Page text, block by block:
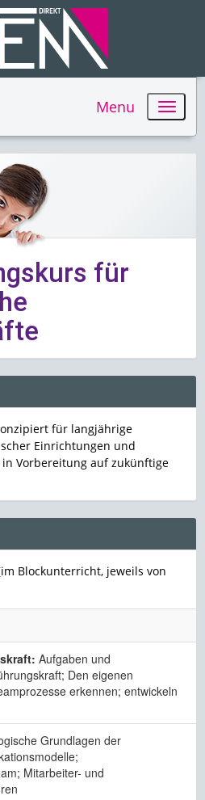
Menu
für
für langjährige
Einrichtungen und
in Vorbereitung auf zukünftige
Blockunterricht, jeweils von
Aufgaben und
Den eigenen
erkennen; entwickeln
Grundlagen der
Mitarbeiter- und